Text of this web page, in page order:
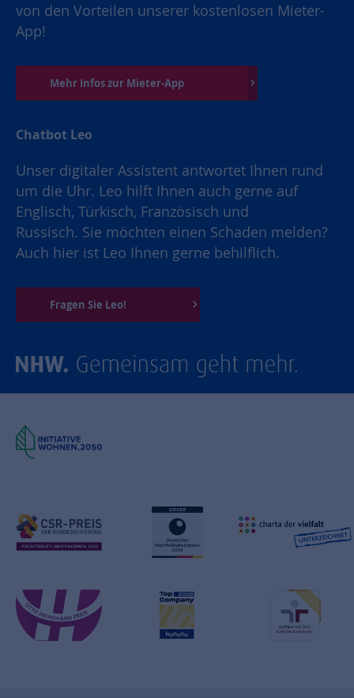
von den Vorteilen unserer kostenlosen Mieter-
App!
Mehr Infos zur Mieter-App
Chatbot Leo
Unser digitaler Assistent antwortet Ihnen rund
um die Uhr. Leo hilft Ihnen auch gerne auf
Englisch, Türkisch, Französisch und
Russisch. Sie möchten einen Schaden melden?
Auch hier ist Leo Ihnen gerne behilflich.
Fragen Sie Leo!